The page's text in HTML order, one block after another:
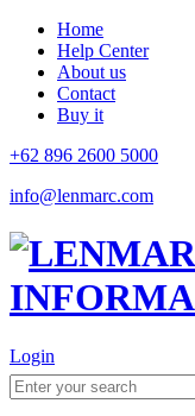
Home
Help Center
About us
Contact
Buy it
+62 896 2600 5000
info@lenmarc.com
Login